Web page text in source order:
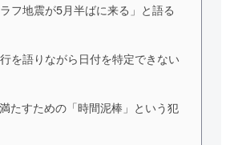
ラフ地震が5月半ばに来る」と語る
を語りながら日付を特定できない
たすための「時間泥棒」という犯